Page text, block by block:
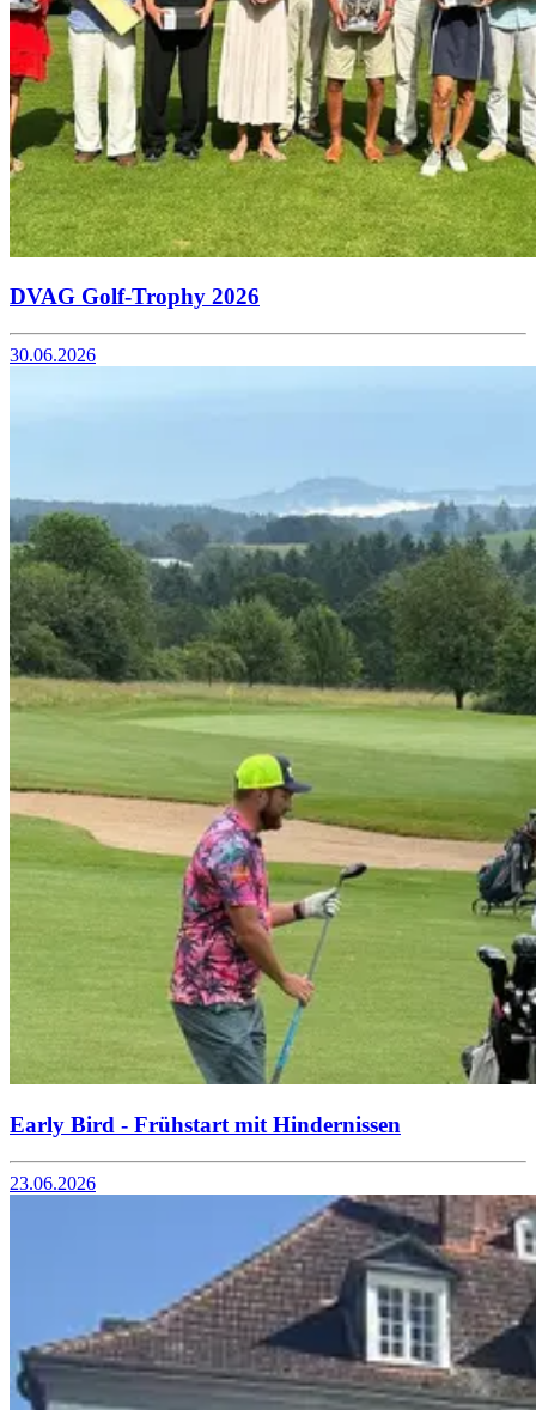
DVAG Golf-Trophy 2026
30.06.2026
Early Bird - Frühstart mit Hindernissen
23.06.2026